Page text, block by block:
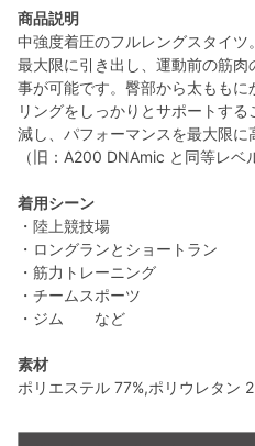
商品説明
中強度着圧のフルレングスタイ
最大限に引き出し、運動前の筋肉
事が可能です。臀部から太ももに
リングをしっかりとサポートす
減し、パフォーマンスを最大限に
（旧：A200 DNAmic と同等レベ
着用シーン
・陸上競技場
・ロングランとショートラン
・筋力トレーニング
・チームスポーツ
・ジム など
素材
ポリエステル 77%,ポリウレタン